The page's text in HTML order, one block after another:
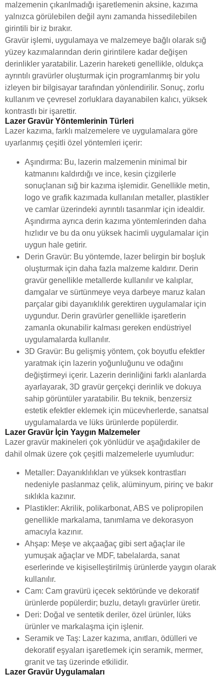
malzemenin çıkarılmadığı işaretlemenin aksine, kazıma
yalnızca görülebilen değil aynı zamanda hissedilebilen
girintili bir iz bırakır.
Gravür işlemi, uygulamaya ve malzemeye bağlı olarak sığ
yüzey kazımalarından derin girintilere kadar değişen
derinlikler yaratabilir. Lazerin hareketi genellikle, oldukça
ayrıntılı gravürler oluşturmak için programlanmış bir yolu
izleyen bir bilgisayar tarafından yönlendirilir. Sonuç, zorlu
kullanım ve çevresel zorluklara dayanabilen kalıcı, yüksek
kontrastlı bir işarettir.
Lazer Gravür Yöntemlerinin Türleri
Lazer kazıma, farklı malzemelere ve uygulamalara göre
uyarlanmış çeşitli özel yöntemleri içerir:
Aşındırma: Bu, lazerin malzemenin minimal bir
katmanını kaldırdığı ve ince, kesin çizgilerle
sonuçlanan sığ bir kazıma işlemidir. Genellikle metin,
logo ve grafik kazımada kullanılan metaller, plastikler
ve camlar üzerindeki ayrıntılı tasarımlar için idealdir.
Aşındırma ayrıca derin kazıma yöntemlerinden daha
hızlıdır ve bu da onu yüksek hacimli uygulamalar için
uygun hale getirir.
Derin Gravür: Bu yöntemde, lazer belirgin bir boşluk
oluşturmak için daha fazla malzeme kaldırır. Derin
gravür genellikle metallerde kullanılır ve kalıplar,
damgalar ve sürtünmeye veya darbeye maruz kalan
parçalar gibi dayanıklılık gerektiren uygulamalar için
uygundur. Derin gravürler genellikle işaretlerin
zamanla okunabilir kalması gereken endüstriyel
uygulamalarda kullanılır.
3D Gravür: Bu gelişmiş yöntem, çok boyutlu efektler
yaratmak için lazerin yoğunluğunu ve odağını
değiştirmeyi içerir. Lazerin derinliğini farklı alanlarda
ayarlayarak, 3D gravür gerçekçi derinlik ve dokuya
sahip görüntüler yaratabilir. Bu teknik, benzersiz
estetik efektler eklemek için mücevherlerde, sanatsal
uygulamalarda ve lüks ürünlerde popülerdir.
Lazer Gravür İçin Yaygın Malzemeler
Lazer gravür makineleri çok yönlüdür ve aşağıdakiler de
dahil olmak üzere çok çeşitli malzemelerle uyumludur:
Metaller: Dayanıklılıkları ve yüksek kontrastları
nedeniyle paslanmaz çelik, alüminyum, pirinç ve bakır
sıklıkla kazınır.
Plastikler: Akrilik, polikarbonat, ABS ve polipropilen
genellikle markalama, tanımlama ve dekorasyon
amacıyla kazınır.
Ahşap: Meşe ve akçaağaç gibi sert ağaçlar ile
yumuşak ağaçlar ve MDF, tabelalarda, sanat
eserlerinde ve kişiselleştirilmiş ürünlerde yaygın olarak
kullanılır.
Cam: Cam gravürü içecek sektöründe ve dekoratif
ürünlerde popülerdir; buzlu, detaylı gravürler üretir.
Deri: Doğal ve sentetik deriler, özel ürünler, lüks
ürünler ve markalaşma için işlenir.
Seramik ve Taş: Lazer kazıma, anıtları, ödülleri ve
dekoratif eşyaları işaretlemek için seramik, mermer,
granit ve taş üzerinde etkilidir.
Lazer Gravür Uygulamaları